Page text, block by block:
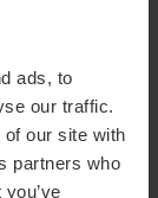
ads, to
our traffic.
our site with
partners who